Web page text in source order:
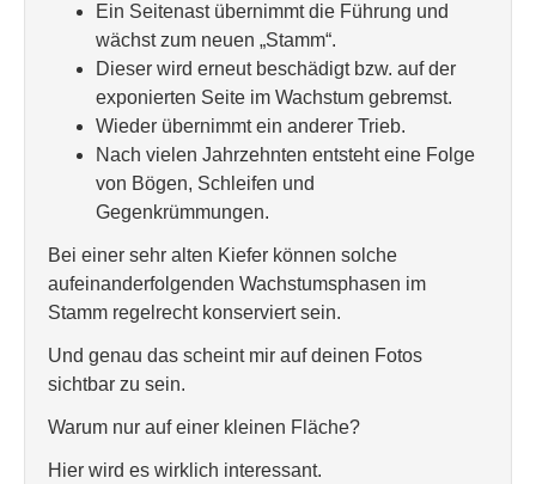
Ein Seitenast übernimmt die Führung und
wächst zum neuen „Stamm“.
Dieser wird erneut beschädigt bzw. auf der
exponierten Seite im Wachstum gebremst.
Wieder übernimmt ein anderer Trieb.
Nach vielen Jahrzehnten entsteht eine Folge
von Bögen, Schleifen und
Gegenkrümmungen.
Bei einer sehr alten Kiefer können solche
aufeinanderfolgenden Wachstumsphasen im
Stamm regelrecht konserviert sein.
Und genau das scheint mir auf deinen Fotos
sichtbar zu sein.
Warum nur auf einer kleinen Fläche?
Hier wird es wirklich interessant.